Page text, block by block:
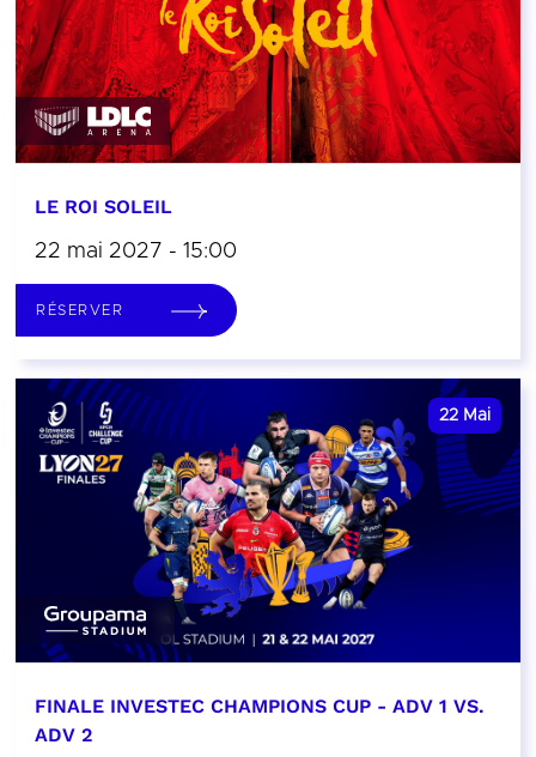
LE ROI SOLEIL
22 mai 2027 - 15:00
RÉSERVER
22 Mai
FINALE INVESTEC CHAMPIONS CUP - ADV 1 VS.
ADV 2